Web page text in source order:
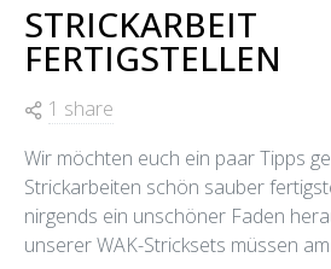
STRICKARBEIT
FERTIGSTELLEN
1 share
Wir möchten euch ein paar Tipps
Strickarbeiten schön sauber
nirgends ein unschöner Faden
unserer WAK-Stricksets müssen